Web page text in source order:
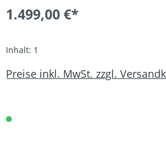
1.499,00 €*
Inhalt: 1
Preise inkl. MwSt. zzgl.